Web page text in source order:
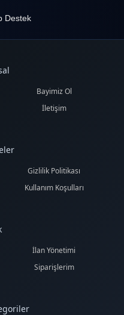
Destek
Bayimiz Ol
İletişim
Gizlilik Politikası
Kullanım Koşulları
İlan Yönetimi
Siparişlerim